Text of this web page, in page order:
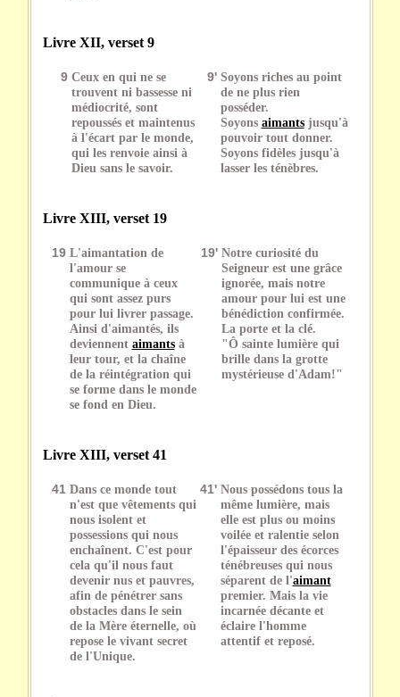
Livre XII, verset 9
9 Ceux en qui ne se
trouvent ni bassesse ni
médiocrité, sont
repoussés et maintenus
à l'écart par le monde,
qui les renvoie ainsi à
Dieu sans le savoir.
9' Soyons riches au point
de ne plus rien
posséder.
Soyons aimantsjusqu'à
pouvoir tout donner.
Soyons fidèles jusqu'à
lasser les ténèbres.
Livre XIII, verset 19
19 L'aimantation de
l'amour se
communique à ceux
qui sont assez purs
pour lui livrer passage.
Ainsi d'aimantés, ils
deviennent aimantsà
leur tour, et la chaîne
de la réintégration qui
se forme dans le monde
se fond en Dieu.
19' Notre curiosité du
Seigneur est une grâce
ignorée, mais notre
amour pour lui est une
bénédiction confirmée.
La porte et la clé.
"Ô sainte lumière qui
brille dans la grotte
mystérieuse d'Adam!"
Livre XIII, verset 41
41 Dans ce monde tout
n'est que vêtements qui
nous isolent et
possessions qui nous
enchaînent. C'est pour
cela qu'il nous faut
devenir nus et pauvres,
afin de pénétrer sans
obstacles dans le sein
de la Mère éternelle, où
repose le vivant secret
de l'Unique.
41' Nous possédons tous la
même lumière, mais
elle est plus ou moins
voilée et ralentie selon
l'épaisseur des écorces
ténébreuses qui nous
séparent de l'aimant
premier. Mais la vie
incarnée décante et
éclaire l'homme
attentif et reposé.